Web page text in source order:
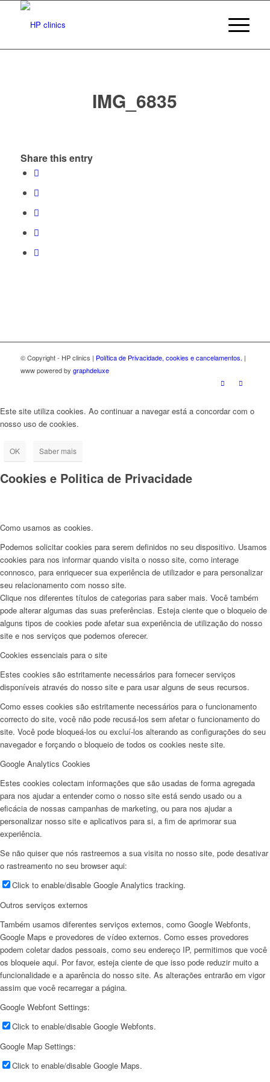
IMG_6835
Share this entry
© Copyright - HP clinics | Política de Privacidade, cookies e cancelamentos. |
www powered by graphdeluxe
Este site utiliza cookies. Ao continuar a navegar está a concordar com o
nosso uso de cookies.
OK Saber mais
Cookies e Politica de Privacidade
Como usamos as cookies.
Podemos solicitar cookies para serem definidos no seu dispositivo. Usamos
cookies para nos informar quando visita o nosso site, como interage
connosco, para enriquecer sua experiência de utilizador e para personalizar
seu relacionamento com nosso site.
Clique nos diferentes títulos de categorias para saber mais. Você também
pode alterar algumas das suas preferências. Esteja ciente que o bloqueio de
alguns tipos de cookies pode afetar sua experiência de utilização do nosso
site e nos serviços que podemos oferecer.
Cookies essenciais para o site
Estes cookies são estritamente necessários para fornecer serviços
disponíveis através do nosso site e para usar alguns de seus recursos.
Como esses cookies são estritamente necessários para o funcionamento
correcto do site, você não pode recusá-los sem afetar o funcionamento do
site. Você pode bloqueá-los ou excluí-los alterando as configurações do seu
navegador e forçando o bloqueio de todos os cookies neste site.
Google Analytics Cookies
Estes cookies colectam informações que são usadas de forma agregada
para nos ajudar a entender como o nosso site está sendo usado ou a
eficácia de nossas campanhas de marketing, ou para nos ajudar a
personalizar nosso site e aplicativos para si, a fim de aprimorar sua
experiência.
Se não quiser que nós rastreemos a sua visita no nosso site, pode desativar
o rastreamento no seu browser aqui:
Click to enable/disable Google Analytics tracking.
Outros serviços externos
Também usamos diferentes serviços externos, como Google Webfonts,
Google Maps e provedores de vídeo externos. Como esses provedores
podem coletar dados pessoais, como seu endereço IP, permitimos que você
os bloqueie aqui. Por favor, esteja ciente de que isso pode reduzir muito a
funcionalidade e a aparência do nosso site. As alterações entrarão em vigor
assim que você recarregar a página.
Google Webfont Settings:
Click to enable/disable Google Webfonts.
Google Map Settings:
Click to enable/disable Google Maps.